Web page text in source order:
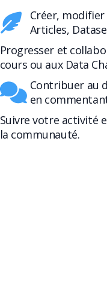
Créer,
Articles,
Progresser et
cours ou aux Data
Contribuer au
en
Suivre votre activité
la communauté.